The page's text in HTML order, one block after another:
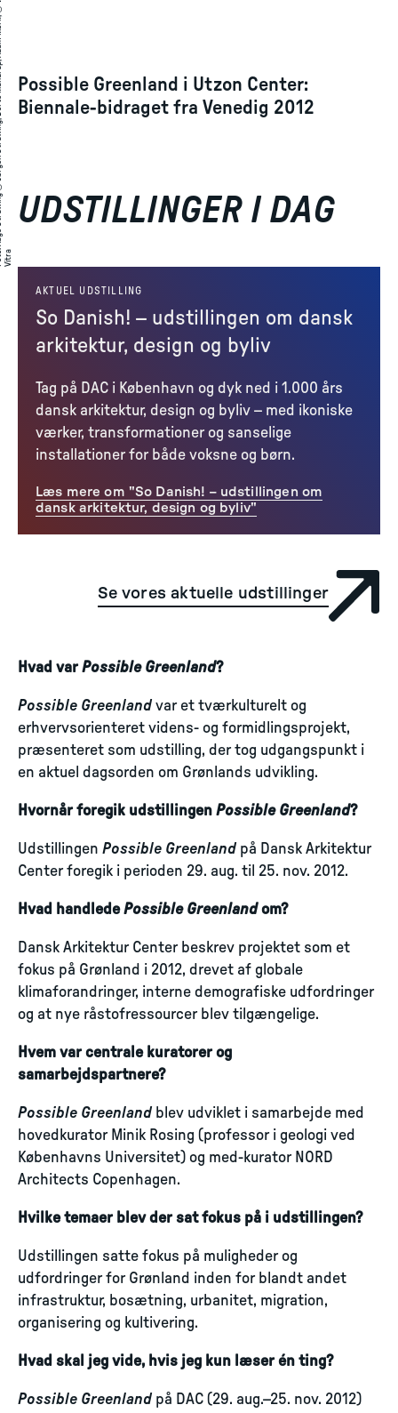
Possible Greenland i Utzon Center:
Biennale-bidraget fra Venedig 2012
UDSTILLINGER I DAG
Se vores aktuelle udstillinger
a
AKTUEL UDSTILLING
So Danish! – udstillingen om dansk
arkitektur, design og byliv
Tag på DAC i København og dyk ned i 1.000 års
dansk arkitektur, design og byliv – med ikoniske
værker, transformationer og sanselige
installationer for både voksne og børn.
Læs mere om "So Danish! – udstillingen om
dansk arkitektur, design og byliv"
Hvad varPossible Greenland?
Possible Greenland var et tværkulturelt og
erhvervsorienteret videns- og formidlingsprojekt,
præsenteret som udstilling, der tog udgangspunkt i
en aktuel dagsorden om Grønlands udvikling.
Hvornår foregik udstillingen Possible Greenland?
Udstillingen Possible Greenland på Dansk Arkitektur
Center foregik i perioden 29. aug. til 25. nov. 2012.
Hvad handledePossible Greenlandom?
Dansk Arkitektur Center beskrev projektet som et
fokus på Grønland i 2012, drevet af globale
klimaforandringer, interne demografiske udfordringer
og at nye råstofressourcer blev tilgængelige.
Hvem var centrale kuratorer og
samarbejdspartnere?
Possible Greenland blev udviklet i samarbejde med
hovedkurator Minik Rosing (professor i geologi ved
Københavns Universitet) og med-kurator NORD
Architects Copenhagen.
Hvilke temaer blev der sat fokus på i udstillingen?
Udstillingen satte fokus på muligheder og
udfordringer for Grønland inden for blandt andet
infrastruktur, bosætning, urbanitet, migration,
organisering og kultivering.
Hvad skal jeg vide, hvis jeg kun læser én ting?
Possible Greenland på DAC (29. aug.–25. nov. 2012)